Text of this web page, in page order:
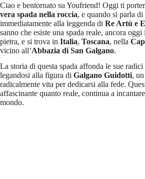
Ciao e bentornato su Youfriend! Oggi ti
vera spada nella roccia, e quando si parla
immediatamente alla leggenda di Re Artù e
sanno che esiste una spada reale, ancora oggi
pietra, e si trova in Italia, Toscana, nella
vicino all’Abbazia di San Galgano.
La storia di questa spada affonda le sue radici
legandosi alla figura di Galgano Guidotti,
radicalmente vita per dedicarsi alla fede.
affascinante quanto reale, continua a
mondo.